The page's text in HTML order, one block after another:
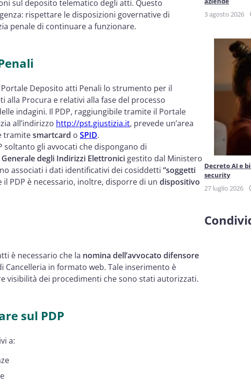
sul deposito telematico degli atti. Questo
rispettare le disposizioni governative di
penale di continuare a funzionare.
Deposito atti Penali lo strumento per il
Procura e relativi alla fase del processo
indagini. Il PDP, raggiungibile tramite il Portale
all’indirizzo http://pst.giustizia.it, prevede un’area
tramitesmartcard o SPID.
soltanto gli avvocati che dispongano di
degli Indirizzi Elettronici gestito dal Ministero
associati i dati identificativi dei cosiddetti “soggetti
PDP è necessario, inoltre, disporre di un dispositivo
è necessario che la nomina dell’avvocato difensore
Cancelleria in formato web. Tale inserimento è
visibilità dei procedimenti che sono stati autorizzati.
sul PDP
a:
3 agosto 2026
Decreto AI e
security
27 luglio 2026